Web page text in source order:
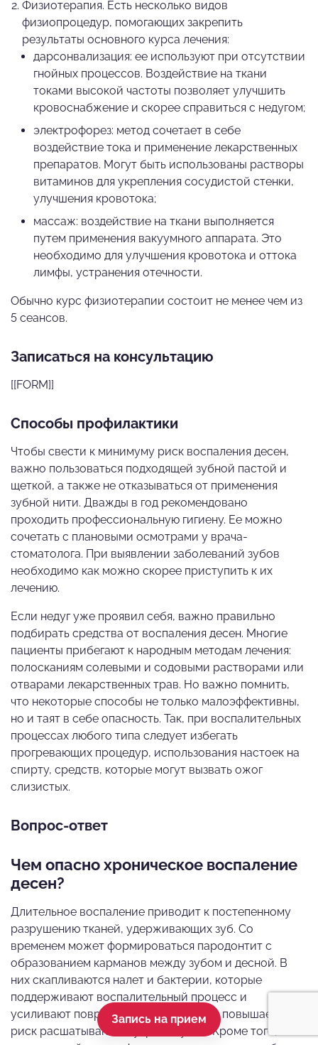
Физиотерапия. Есть несколько видов
физиопроцедур, помогающих закрепить
результаты основного курса лечения:
дарсонвализация: ее используют при отсутствии
гнойных процессов. Воздействие на ткани
токами высокой частоты позволяет улучшить
кровоснабжение и скорее справиться с недугом;
электрофорез: метод сочетает в себе
воздействие тока и применение лекарственных
препаратов. Могут быть использованы растворы
витаминов для укрепления сосудистой стенки,
улучшения кровотока;
массаж: воздействие на ткани выполняется
путем применения вакуумного аппарата. Это
необходимо для улучшения кровотока и оттока
лимфы, устранения отечности.
Обычно курс физиотерапии состоит не менее чем из
5 сеансов.
Записаться на консультацию
[[FORM]]
Способы профилактики
Чтобы свести к минимуму риск воспаления десен,
важно пользоваться подходящей зубной пастой и
щеткой, а также не отказываться от применения
зубной нити. Дважды в год рекомендовано
проходить профессиональную гигиену. Ее можно
сочетать с плановыми осмотрами у врача-
стоматолога. При выявлении заболеваний зубов
необходимо как можно скорее приступить к их
лечению.
Если недуг уже проявил себя, важно правильно
подбирать средства от воспаления десен. Многие
пациенты прибегают к народным методам лечения:
полосканиям солевыми и содовыми растворами или
отварами лекарственных трав. Но важно помнить,
что некоторые способы не только малоэффективны,
но и таят в себе опасность. Так, при воспалительных
процессах любого типа следует избегать
прогревающих процедур, использования настоек на
спирту, средств, которые могут вызвать ожог
слизистых.
Вопрос-ответ
Чем опасно хроническое воспаление
десен?
Длительное воспаление приводит к постепенному
разрушению тканей, удерживающих зуб. Со
временем может формироваться пародонтит с
образованием карманов между зубом и десной. В
них скапливаются налет и бактерии, которые
поддерживают воспалительный процесс и
усиливают повреждение. Без лечения повышается
риск расшатывания и утраты зубов. Кроме того,
Запись на прием